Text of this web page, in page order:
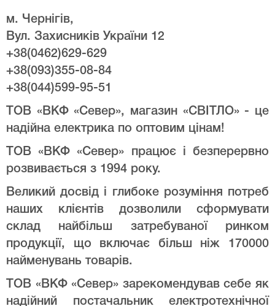
м. Чернігів,
Вул. Захисників України 12
+38(0462)629-629
+38(093)355-08-84
+38(044)599-95-51
ТОВ «ВКФ «Север», магазин «СВІТЛО» - це
надійна електрика по оптовим цінам!
ТОВ «ВКФ «Север» працює і безперервно
розвивається з 1994 року.
Великий досвід і глибоке розуміння потреб
наших клієнтів дозволили сформувати
склад найбільш затребуваної ринком
продукції, що включає більш ніж 170000
найменувань товарів.
ТОВ «ВКФ «Север» зарекомендував себе як
надійний постачальник електротехнічної